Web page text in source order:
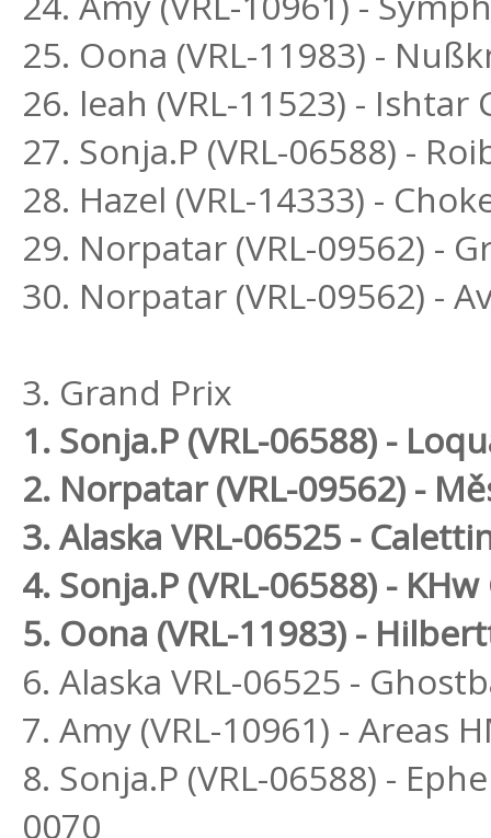
25. Oona (VRL-11983) -
26. leah (VRL-11523) -
27. Sonja.P (VRL-06588) -
28. Hazel (VRL-14333) -
29. Norpatar (VRL-09562) -
30. Norpatar (VRL-09562) -
3. Grand Prix
1. Sonja.P (VRL-06588) -
2. Norpatar (VRL-09562) -
3. Alaska VRL-06525 -
4. Sonja.P (VRL-06588) -
5. Oona (VRL-11983) -
6. Alaska VRL-06525 -
7. Amy (VRL-10961) - Areas
8. Sonja.P (VRL-06588) -
0070